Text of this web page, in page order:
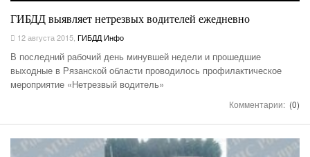
ГИБДД выявляет нетрезвых водителей ежедневно
12 августа 2015 ГИБДД Инфо
В последний рабочий день минувшей недели и прошедшие
выходные в Рязанской области проводилось профилактическое
мероприятие «Нетрезвый водитель»
Комментарии: (0)